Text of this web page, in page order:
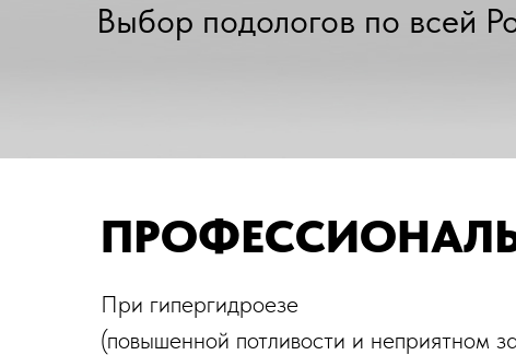
Выбор подологов по всей
Подология
При гипергидроезе
(повышенной потливости и неприятном